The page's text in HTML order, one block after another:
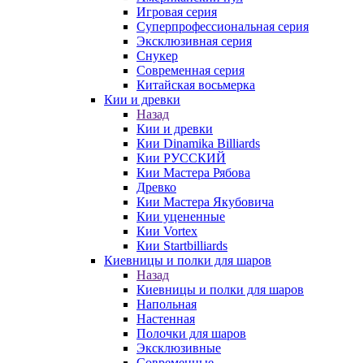
Игровая серия
Суперпрофессиональная серия
Эксклюзивная серия
Снукер
Современная серия
Китайская восьмерка
Кии и древки
Назад
Кии и древки
Кии Dinamika Billiards
Кии РУССКИЙ
Кии Мастера Рябова
Древко
Кии Мастера Якубовича
Кии уцененные
Кии Vortex
Кии Startbilliards
Киевницы и полки для шаров
Назад
Киевницы и полки для шаров
Напольная
Настенная
Полочки для шаров
Эксклюзивные